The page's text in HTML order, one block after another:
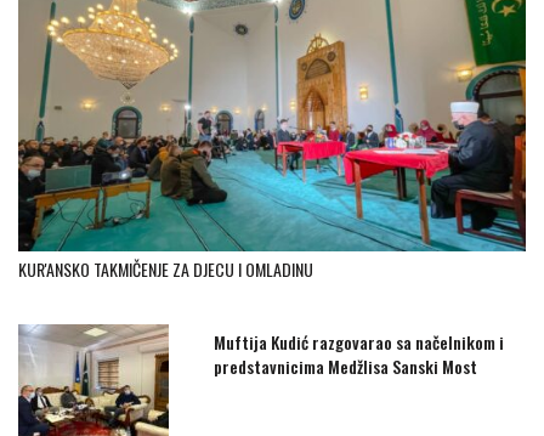
KUR'ANSKO TAKMIČENJE ZA DJECU I OMLADINU
Muftija Kudić razgovarao sa načelnikom i
predstavnicima Medžlisa Sanski Most